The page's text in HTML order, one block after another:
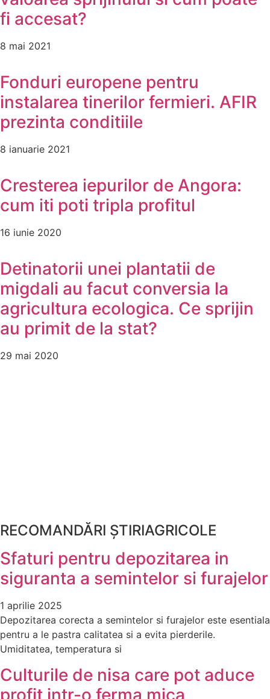
fi accesat?
8 mai 2021
Fonduri europene pentru
instalarea tinerilor fermieri. AFIR
prezinta conditiile
8 ianuarie 2021
Cresterea iepurilor de Angora:
cum iti poti tripla profitul
16 iunie 2020
Detinatorii unei plantatii de
migdali au facut conversia la
agricultura ecologica. Ce sprijin
au primit de la stat?
29 mai 2020
RECOMANDĂRI ȘTIRIAGRICOLE
Sfaturi pentru depozitarea in
siguranta a semintelor si furajelor
1 aprilie 2025
Depozitarea corecta a semintelor si furajelor este esentiala
pentru a le pastra calitatea si a evita pierderile.
Umiditatea, temperatura si
Culturile de nisa care pot aduce
profit intr-o ferma mica